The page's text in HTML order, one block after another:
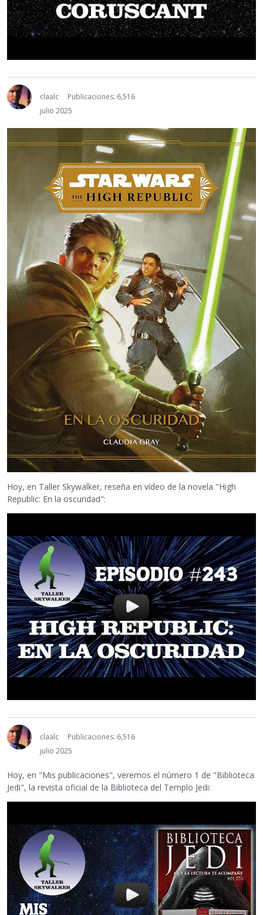
claalc
Publicaciones: 6,516
julio 2025
Hoy, en Taller Skywalker, reseña en vídeo de la novela "High
Republic: En la oscuridad":
claalc
Publicaciones: 6,516
julio 2025
Hoy, en "Mis publicaciones", veremos el número 1 de "Biblioteca
Jedi", la revista oficial de la Biblioteca del Templo Jedi: